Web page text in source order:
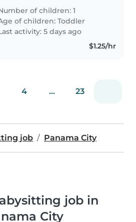
Prefieren atención en
y alguien que pueda c
of children: 1
of children:Toddler
activity: 5 days ago
$1.25/hr
4 ... 23
job Panama City
job in
City